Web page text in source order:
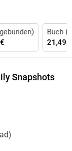
Buch
21,49
Snapshots